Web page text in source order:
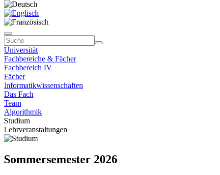
Universität
Fachbereiche & Fächer
Fachbereich IV
Fächer
Informatikwissenschaften
Das Fach
Team
Algorithmik
Studium
Lehrveranstaltungen
Sommersemester 2026